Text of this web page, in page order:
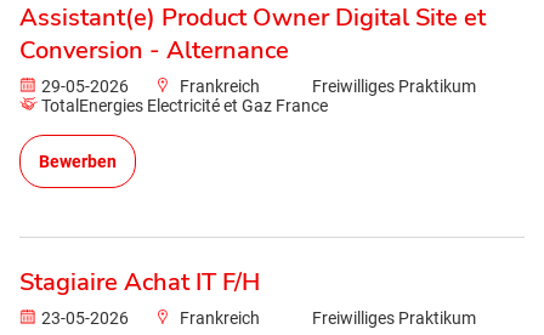
Assistant(e) Product Owner Digital Site et
Conversion - Alternance
29-05-2026 Frankreich
Freiwilliges Praktikum
TotalEnergies Electricité et Gaz France
Bewerben
Stagiaire Achat IT F/H
23-05-2026 Frankreich Freiwilliges Praktikum